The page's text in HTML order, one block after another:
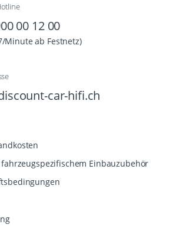
00 12 00
Minute ab Festnetz)
car-hifi.ch
Einbauzubehör